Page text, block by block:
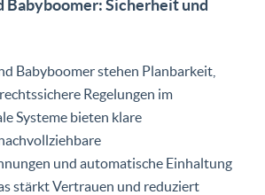
Babyboomer: Sicherheit und
Babyboomer stehen Planbarkeit,
Regelungen im
Systeme bieten klare
und automatische Einhaltung
stärkt Vertrauen und reduziert